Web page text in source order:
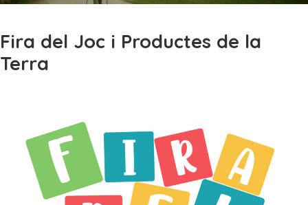
Fira del Joc i Productes de la
Terra